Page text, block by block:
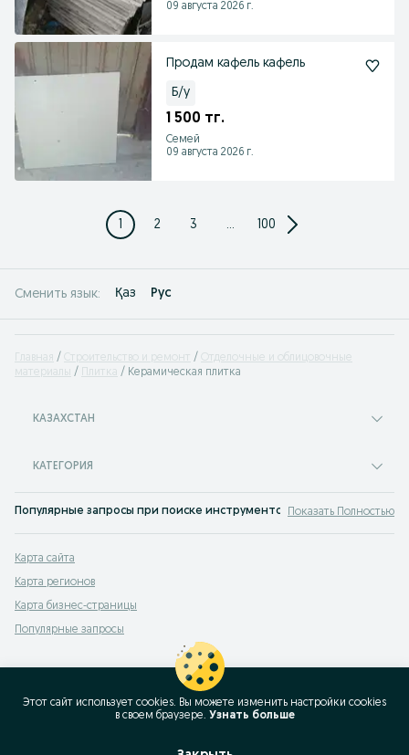
09 августа 2026 г.
Продам кафель кафель
Б/у
1 500 тг.
Семей
09 августа 2026 г.
1 2 3 ... 100
Сменить язык: Қаз Рус
Главная Строительство и ремонт
Отделочные и облицовочные
материалы
Плитка Керамическая плитка
КАЗАХСТАН
КАТЕГОРИЯ
Популярные запросы при поиске инструментов и оборудования
лазерна рулетка,миниатюрные болгарки,ключи газовые,шуруповерт
Показать Полностью
Карта сайта
Карта регионов
Карта бизнес-страницы
Популярные запросы
Этот сайт использует cookies. Вы можете изменить настройки cookies
в своeм браузере. Узнать больше